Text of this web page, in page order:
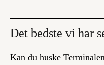
Det bedste vi har
Kan du huske Terminalen